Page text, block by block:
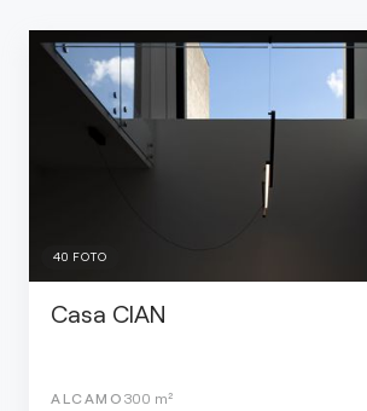
40 FOTO
Casa CIAN
ALCAMO 300 m²